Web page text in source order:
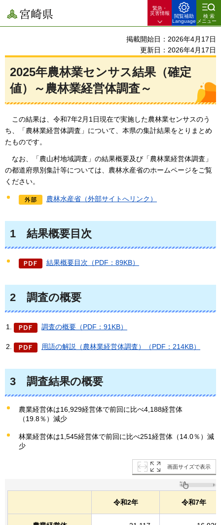
宮崎県
緊急・
災害情報
閲覧補助
Language
検索
メニュー
掲載開始日：2026年4月17日
更新日：2026年4月17日
2025年農林業センサス結果（確定
値）～農林業経営体調査～
この結果は、令和7年2月1日現在で実施した農林業センサスのう
ち、「農林業経営体調査」について、本県の集計結果をとりまとめ
たものです。
なお、
「農山村地域調査」の結果概要及び「農林業経営体調査」
の都道府県別集計等については、農林水産省のホームページをご覧
ください。
農林水産省（外部サイトへリンク）
1 結果概要目次
結果概要目次（PDF：89KB）
2 調査の概要
調査の概要（PDF：91KB）
用語の解説（農林業経営体調査）（PDF：214KB）
3 調査結果の概要
農業経営体は16,929経営体で前回に比べ4,188経営体
（19.8％）減少
林業経営体は1,545経営体で前回に比べ251経営体（14.0％）減
少
画面サイズで表示
令和2年 令和7年